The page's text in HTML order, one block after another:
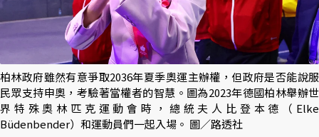
柏林政府雖然有意爭取2036年夏季奧運主辦權，但政府是否能說服
民眾支持申奧，考驗著當權者的智慧。圖為2023年德國柏林舉辦世
界特殊奧林匹克運動會時，總統夫人比登本德（Elke
Büdenbender）和運動員們一起入場。 圖／路透社